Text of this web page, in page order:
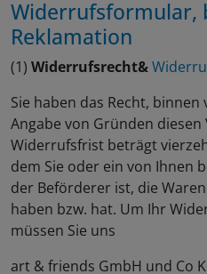
Widerrufsformular,
Reklamation
(1) Widerrufsrecht&
Sie haben das Recht,
Angabe von Gründen
Widerrufsfrist beträgt
dem Sie oder ein von Ihnen
der Beförderer ist, die
haben bzw. hat. Um Ihr
müssen Sie uns
art & friends GmbH und Co